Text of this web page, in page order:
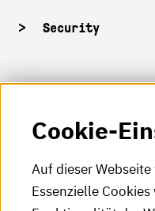
Security
HKA-Shop
HKA-Videos
HKA-Podcast
HKA-
Cookie-
Auf dieser
Essenzielle